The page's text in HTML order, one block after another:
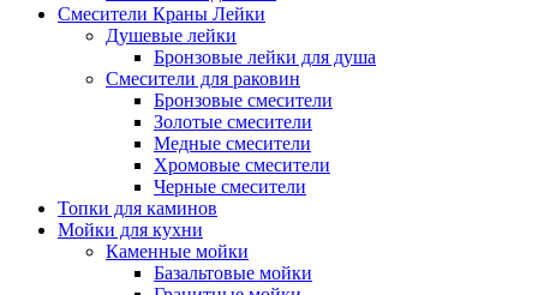
Смесители Краны Лейки
Душевые лейки
Бронзовые лейки для душа
Смесители для раковин
Бронзовые смесители
Золотые смесители
Медные смесители
Хромовые смесители
Черные смесители
Топки для каминов
Мойки для кухни
Каменные мойки
Базальтовые мойки